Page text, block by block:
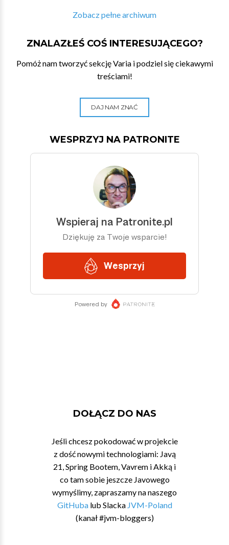
Zobacz pełne archiwum
ZNALAZŁEŚ COŚ INTERESUJĄCEGO?
Pomóż nam tworzyć sekcję Varia i podziel się ciekawymi
treściami!
DAJ NAM ZNAĆ
WESPRZYJ NA PATRONITE
DOŁĄCZ DO NAS
Jeśli chcesz pokodować w projekcie
z dość nowymi technologiami: Javą
21, Spring Bootem, Vavrem i Akką i
co tam sobie jeszcze Javowego
wymyślimy, zapraszamy na naszego
GitHubalub Slacka JVM-Poland
(kanał #jvm-bloggers)